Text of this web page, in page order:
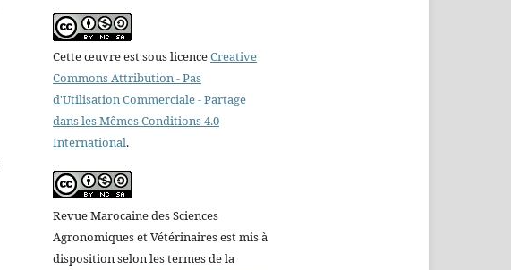
Cette œuvre est sous licenceCreative
Commons Attribution - Pas
d'Utilisation Commerciale - Partage
dans les Mêmes Conditions 4.0
International.
Revue Marocaine des Sciences
Agronomiques et Vétérinaires est mis à
disposition selon les termes de la